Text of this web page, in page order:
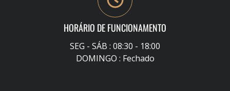
HORÁRIO DE FUNCIONAMENTO
SEG - SÁB : 08:30 - 18:00
DOMINGO : Fechado